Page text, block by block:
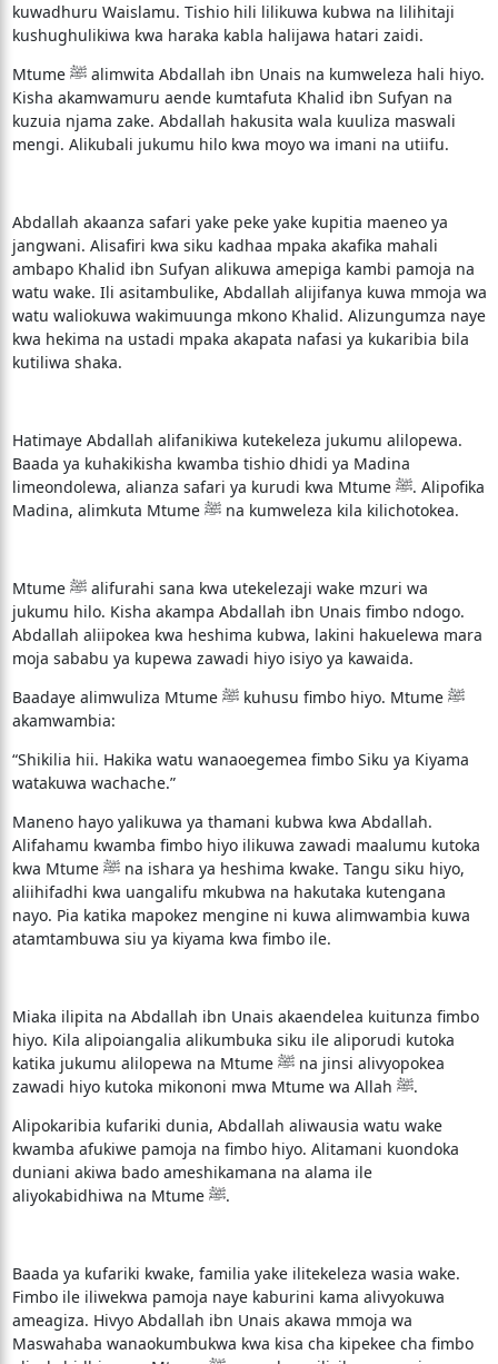
kuwadhuru Waislamu. Tishio hili lilikuwa kubwa na lilihitaji
kushughulikiwa kwa haraka kabla halijawa hatari zaidi.
Mtume ﷺ alimwita Abdallah ibn Unais na kumweleza hali hiyo.
Kisha akamwamuru aende kumtafuta Khalid ibn Sufyan na
kuzuia njama zake. Abdallah hakusita wala kuuliza maswali
mengi. Alikubali jukumu hilo kwa moyo wa imani na utiifu.
Abdallah akaanza safari yake peke yake kupitia maeneo ya
jangwani. Alisafiri kwa siku kadhaa mpaka akafika mahali
ambapo Khalid ibn Sufyan alikuwa amepiga kambi pamoja na
watu wake. Ili asitambulike, Abdallah alijifanya kuwa mmoja wa
watu waliokuwa wakimuunga mkono Khalid. Alizungumza naye
kwa hekima na ustadi mpaka akapata nafasi ya kukaribia bila
kutiliwa shaka.
Hatimaye Abdallah alifanikiwa kutekeleza jukumu alilopewa.
Baada ya kuhakikisha kwamba tishio dhidi ya Madina
limeondolewa, alianza safari ya kurudi kwa Mtume ﷺ. Alipofika
Madina, alimkuta Mtume ﷺ na kumweleza kila kilichotokea.
Mtume ﷺ alifurahi sana kwa utekelezaji wake mzuri wa
jukumu hilo. Kisha akampa Abdallah ibn Unais fimbo ndogo.
Abdallah aliipokea kwa heshima kubwa, lakini hakuelewa mara
moja sababu ya kupewa zawadi hiyo isiyo ya kawaida.
Baadaye alimwuliza Mtume ﷺ kuhusu fimbo hiyo. Mtume ﷺ
akamwambia:
“Shikilia hii. Hakika watu wanaoegemea fimbo Siku ya Kiyama
watakuwa wachache.”
Maneno hayo yalikuwa ya thamani kubwa kwa Abdallah.
Alifahamu kwamba fimbo hiyo ilikuwa zawadi maalumu kutoka
kwa Mtume ﷺ na ishara ya heshima kwake. Tangu siku hiyo,
aliihifadhi kwa uangalifu mkubwa na hakutaka kutengana
nayo. Pia katika mapokez mengine ni kuwa alimwambia kuwa
atamtambuwa siu ya kiyama kwa fimbo ile.
Miaka ilipita na Abdallah ibn Unais akaendelea kuitunza fimbo
hiyo. Kila alipoiangalia alikumbuka siku ile aliporudi kutoka
katika jukumu alilopewa na Mtume ﷺ na jinsi alivyopokea
zawadi hiyo kutoka mikononi mwa Mtume wa Allah ﷺ.
Alipokaribia kufariki dunia, Abdallah aliwausia watu wake
kwamba afukiwe pamoja na fimbo hiyo. Alitamani kuondoka
duniani akiwa bado ameshikamana na alama ile
aliyokabidhiwa na Mtume ﷺ.
Baada ya kufariki kwake, familia yake ilitekeleza wasia wake.
Fimbo ile iliwekwa pamoja naye kaburini kama alivyokuwa
ameagiza. Hivyo Abdallah ibn Unais akawa mmoja wa
Maswahaba wanaokumbukwa kwa kisa cha kipekee cha fimbo